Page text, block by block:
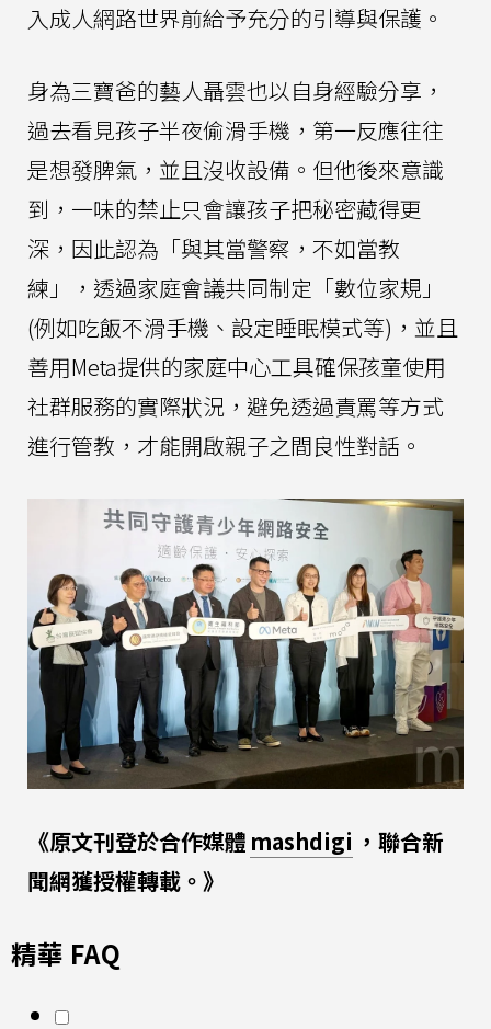
入成人網路世界前給予充分的引導與保護。
身為三寶爸的藝人聶雲也以自身經驗分享，
過去看見孩子半夜偷滑手機，第一反應往往
是想發脾氣，並且沒收設備。但他後來意識
到，一味的禁止只會讓孩子把秘密藏得更
深，因此認為「與其當警察，不如當教
練」，透過家庭會議共同制定「數位家規」
(例如吃飯不滑手機、設定睡眠模式等)，並且
善用Meta提供的家庭中心工具確保孩童使用
社群服務的實際狀況，避免透過責罵等方式
進行管教，才能開啟親子之間良性對話。
《原文刊登於合作媒體 mashdigi ，聯合新
聞網獲授權轉載。》
精華 FAQ